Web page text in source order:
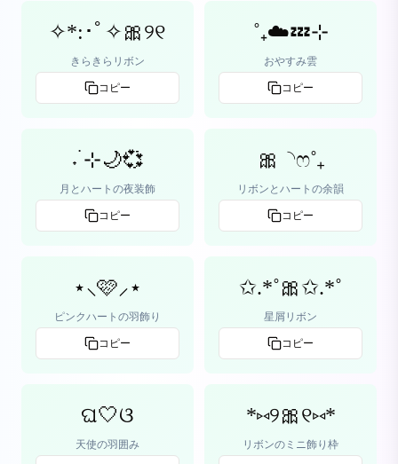
✧*:･ﾟ✧🎀୨୧
きらきらリボン
コピー
˚₊☁️💤⊹
おやすみ雲
コピー
˖ ࣪⊹🌙💞
月とハートの夜装飾
コピー
🎀◝ෆ˚₊
リボンとハートの余韻
コピー
⋆⸜🩷⸝⋆
ピンクハートの羽飾り
コピー
✩.*˚🎀✩.*˚
星屑リボン
コピー
ଘ🤍ଓ
天使の羽囲み
*⑅୨🎀୧⑅*
リボンのミニ飾り枠